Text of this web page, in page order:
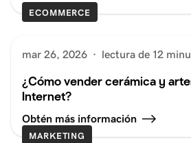
ECOMMERCE
mar 26, 2026 · lectura de 12
¿Cómo vender cerámica y
Internet?
Obtén más información
MARKETING